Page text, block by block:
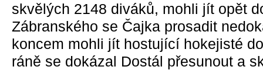
skvělých 2148 diváků, mohli jít opět
Zábranského se Čajka prosadit
koncem mohli jít hostující hokejisté
ráně se dokázal Dostál přesunout a